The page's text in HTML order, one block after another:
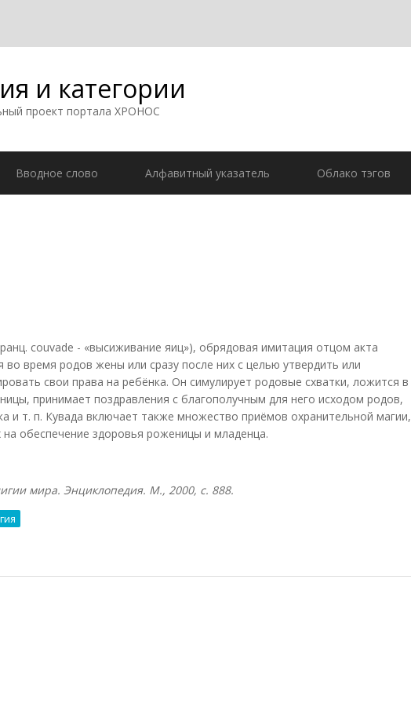
и категории
проект портала ХРОНОС
Вводное слово Алфавитный указатель Облако тэгов
couvade - «высиживание яиц»), обрядовая имитация отцом акта
во время родов жены или сразу после них с целью утвердить или
свои права на ребёнка. Он симулирует родовые схватки, ложится в
принимает поздравления с благополучным для него исходом родов,
и т. п. Кувада включает также множество приёмов охранительной магии,
на обеспечение здоровья роженицы и младенца.
мира. Энциклопедия. М., 2000, с. 888.